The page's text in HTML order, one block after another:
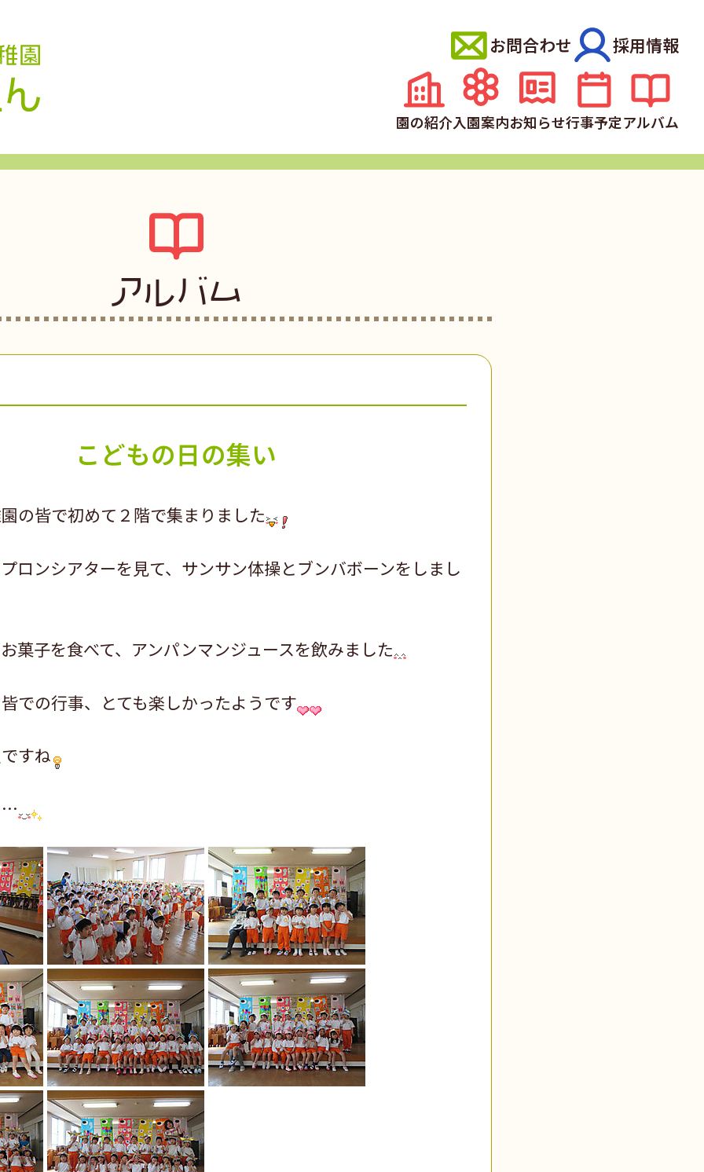
園の紹介入園案内お知らせ行事予定アルバム
お問合わせ 採用情報
アルバム
こどもの日の集い
の皆で初めて２階で集まりました
ロンシアターを見て、サンサン体操とブンバボーンをしまし
菓子を食べて、アンパンマンジュースを飲みました
での行事、とても楽しかったようです
すね
…